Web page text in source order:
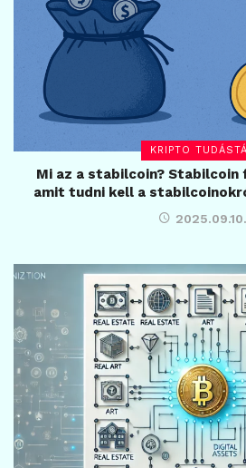
KRIPTO
Mi az a stabilcoin? Stabilcoin
amit tudni kell a
2025.09.10.